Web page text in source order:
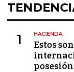
1 HACIENDA
Estos